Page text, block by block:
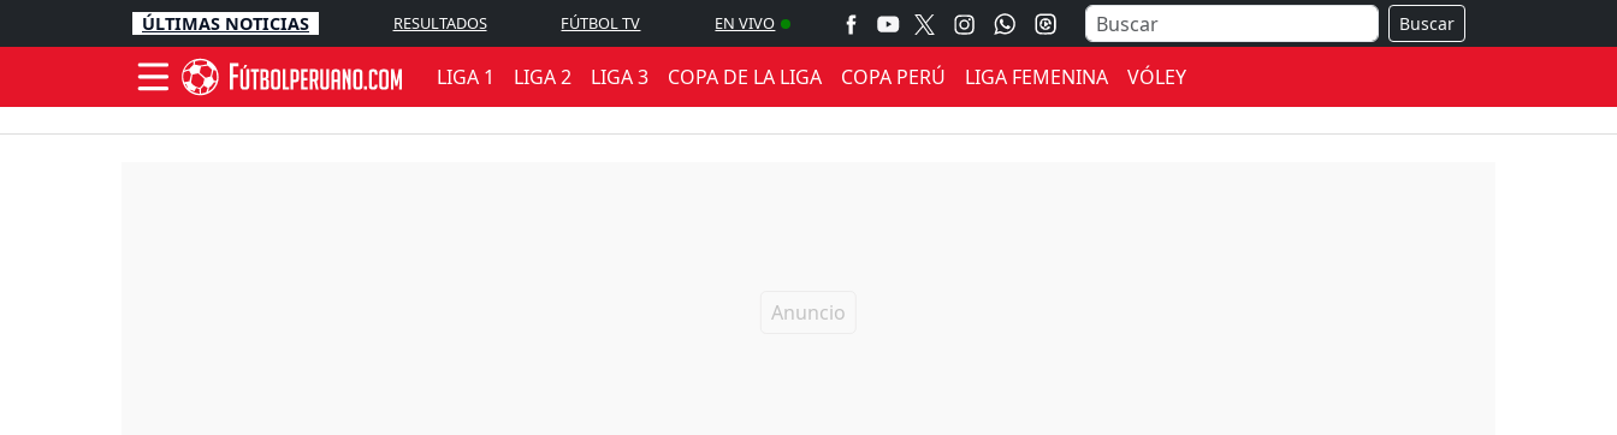
ÚLTIMAS NOTICIAS RESULTADOS FÚTBOL TV EN VIVO Buscar
LIGA 1 LIGA 2 LIGA 3 COPA DE LA LIGA COPA PERÚ LIGA FEMENINA VÓLEY